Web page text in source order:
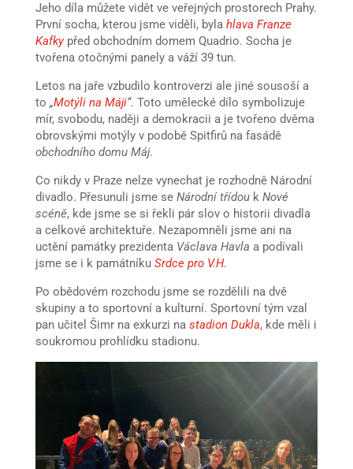
Jeho díla můžete vidět ve veřejných prostorech Prahy.
První socha, kterou jsme viděli, byla hlava Franze
Kafkypřed obchodním domem Quadrio. Socha je
tvořena otočnými panely a váží 39 tun.
Letos na jaře vzbudilo kontroverzi ale jiné sousoší a
to „Motýli na Máji“. Toto umělecké dílo symbolizuje
mír, svobodu, naději a demokracii a je tvořeno dvěma
obrovskými motýly v podobě Spitfirů na fasádě
obchodního domu Máj.
Co nikdy v Praze nelze vynechat je rozhodně Národní
divadlo. Přesunuli jsme se Národní třídouk Nové
scéně, kde jsme se si řekli pár slov o historii divadla
a celkové architektuře. Nezapomněli jsme ani na
uctění památky prezidenta Václava Havla a podívali
jsme se i k památníku Srdce pro V.H.
Po obědovém rozchodu jsme se rozdělili na dvě
skupiny a to sportovní a kulturní. Sportovní tým vzal
pan učitel Šimr na exkurzi na stadion Dukla, kde měli i
soukromou prohlídku stadionu.